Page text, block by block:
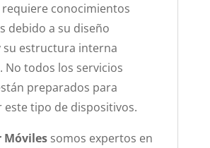
requiere conocimientos
debido a su diseño
su estructura interna
No todos los servicios
preparados para
este tipo de dispositivos.
Móvilessomos expertos en